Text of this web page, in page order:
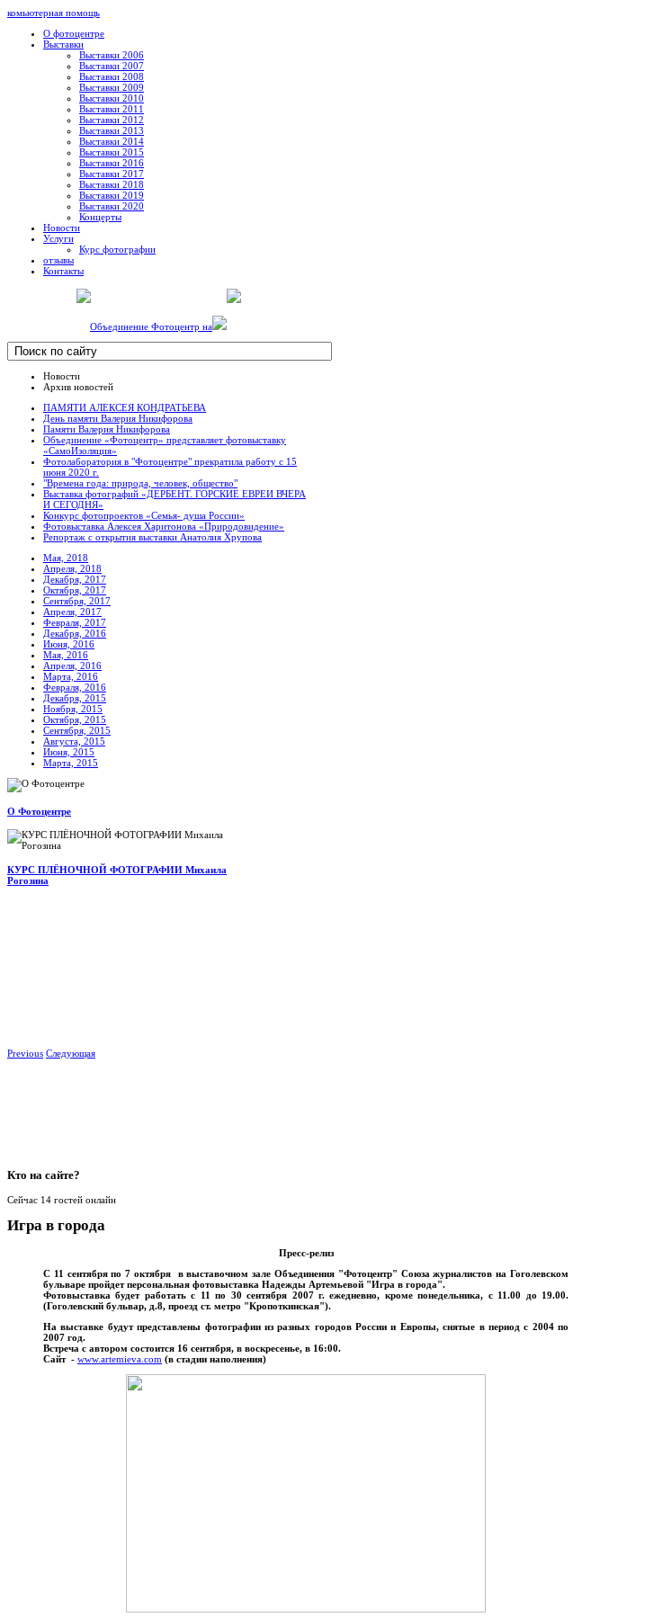
комьютерная помощь
О фотоцентре
Выставки
Выставки 2006
Выставки 2007
Выставки 2008
Выставки 2009
Выставки 2010
Выставки 2011
Выставки 2012
Выставки 2013
Выставки 2014
Выставки 2015
Выставки 2016
Выставки 2017
Выставки 2018
Выставки 2019
Выставки 2020
Концерты
Новости
Услуги
Курс фотографии
отзывы
Контакты
Объединение Фотоцентр на
Новости
Архив новостей
ПАМЯТИ АЛЕКСЕЯ КОНДРАТЬЕВА
День памяти Валерия Никифорова
Памяти Валерия Никифорова
Объединение «Фотоцентр» представляет фотовыставку
«СамоИзоляция»
Фотолаборатория в "Фотоцентре" прекратила работу с 15
июня 2020 г.
"Времена года: природа, человек, общество"
Выставка фотографий «ДЕРБЕНТ. ГОРСКИЕ ЕВРЕИ ВЧЕРА
И СЕГОДНЯ»
Конкурс фотопроектов «Семья- душа России»
Фотовыставка Алексея Харитонова «Природовидение»
Репортаж с открытия выставки Анатолия Хрупова
Мая, 2018
Апреля, 2018
Декабря, 2017
Октября, 2017
Сентября, 2017
Апреля, 2017
Февраля, 2017
Декабря, 2016
Июня, 2016
Мая, 2016
Апреля, 2016
Марта, 2016
Февраля, 2016
Декабря, 2015
Ноября, 2015
Октября, 2015
Сентября, 2015
Августа, 2015
Июня, 2015
Марта, 2015
О Фотоцентре
КУРС ПЛЁНОЧНОЙ ФОТОГРАФИИ Михаила
Рогозина
Previous Следующая
Кто на сайте?
Сейчас 14 гостей онлайн
Игра в города
Пресс-релиз
С 11 сентября по 7 октября в выставочном зале Объединения "Фотоцентр" Союза журналистов на Гоголевском
бульваре пройдет персональная фотовыставка Надежды Артемьевой "Игра в города".
Фотовыставка будет работать с 11 по 30 сентября 2007 г. ежедневно, кроме понедельника, с 11.00 до 19.00.
(Гоголевский бульвар, д.8, проезд ст. метро "Кропоткинская").
На выставке будут представлены фотографии из разных городов России и Европы, снятые в период с 2004 по
2007 год.
Встреча с автором состоится 16 сентября, в воскресенье, в 16:00.
Сайт - www.artemieva.com (в стадии наполнения)